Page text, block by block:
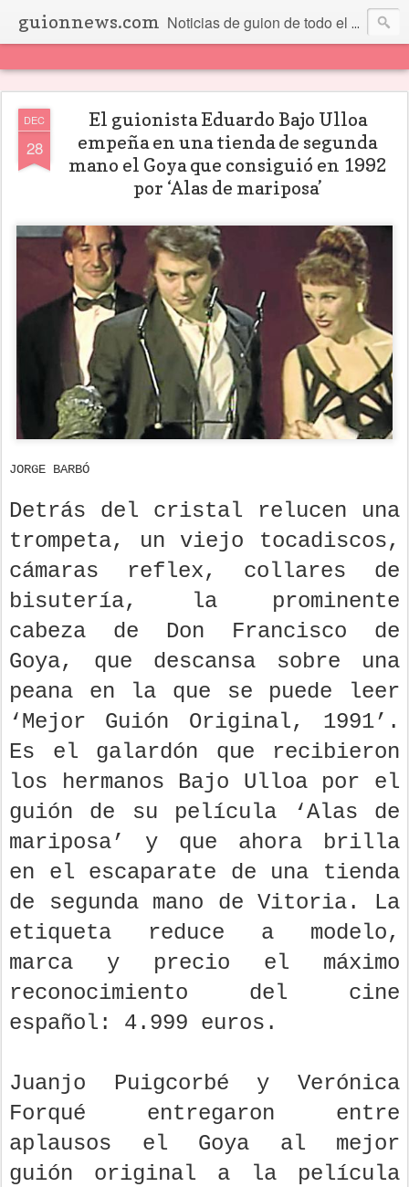
guionnews.com Noticias de guion de todo el mundo... Y más.
DEC
28
El guionista Eduardo Bajo Ulloa
empeña en una tienda de segunda
mano el Goya que consiguió en 1992
por ‘Alas de mariposa’
JORGE BARBÓ
Detrás del cristal relucen una
trompeta, un viejo tocadiscos,
cámaras reflex, collares de
bisutería, la prominente
cabeza de Don Francisco de
Goya, que descansa sobre una
peana en la que se puede leer
‘Mejor Guión Original, 1991’.
Es el galardón que recibieron
los hermanos Bajo Ulloa por el
guión de su película ‘Alas de
mariposa’ y que ahora brilla
en el escaparate de una tienda
de segunda mano de Vitoria. La
etiqueta reduce a modelo,
marca y precio el máximo
reconocimiento del cine
español: 4.999 euros.
Juanjo Puigcorbé y Verónica
Forqué entregaron entre
aplausos el Goya al mejor
guión original a la película